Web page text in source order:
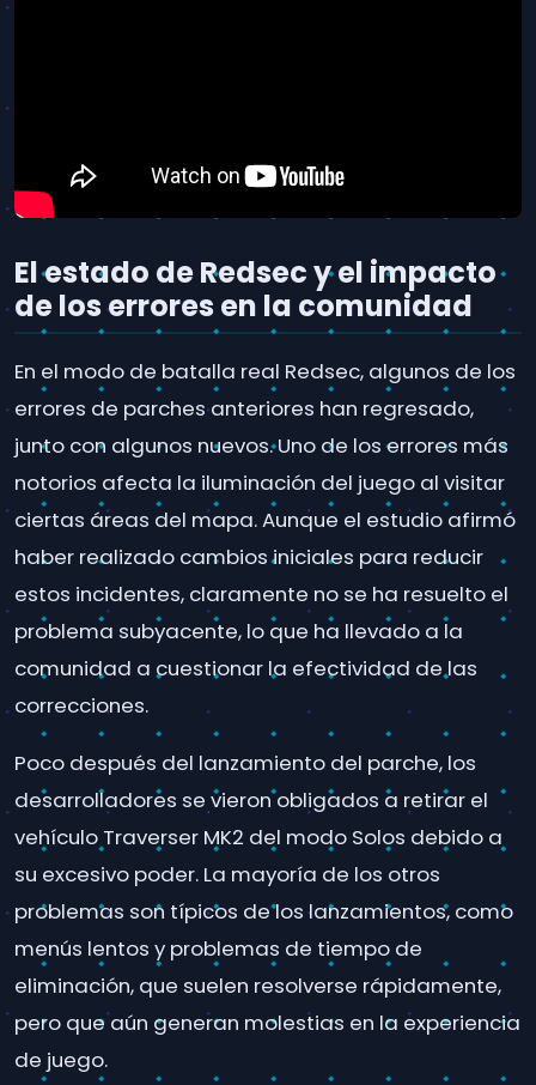
El estado de Redsec y el impacto
de los errores en la comunidad
En el modo de batalla real Redsec, algunos de los
errores de parches anteriores han regresado,
junto con algunos nuevos. Uno de los errores más
notorios afecta la iluminación del juego al visitar
ciertas áreas del mapa. Aunque el estudio afirmó
haber realizado cambios iniciales para reducir
estos incidentes, claramente no se ha resuelto el
problema subyacente, lo que ha llevado a la
comunidad a cuestionar la efectividad de las
correcciones.
Poco después del lanzamiento del parche, los
desarrolladores se vieron obligados a retirar el
vehículo Traverser MK2 del modo Solos debido a
su excesivo poder. La mayoría de los otros
problemas son típicos de los lanzamientos, como
menús lentos y problemas de tiempo de
eliminación, que suelen resolverse rápidamente,
pero que aún generan molestias en la experiencia
de juego.